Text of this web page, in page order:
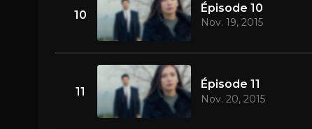
10
Épisode 10
Nov. 19, 2015
11
Épisode 11
Nov. 20, 2015